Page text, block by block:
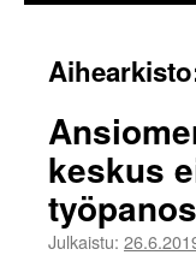
keskus
Julkaistu: